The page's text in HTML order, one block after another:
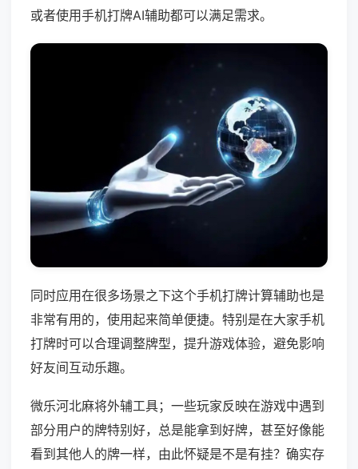
或者使用手机打牌AI辅助都可以满足需求。
同时应用在很多场景之下这个手机打牌计算辅助也是
非常有用的，使用起来简单便捷。特别是在大家手机
打牌时可以合理调整牌型，提升游戏体验，避免影响
好友间互动乐趣。
微乐河北麻将外辅工具；一些玩家反映在游戏中遇到
部分用户的牌特别好，总是能拿到好牌，甚至好像能
看到其他人的牌一样，由此怀疑是不是有挂？确实存